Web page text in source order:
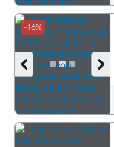
-16%
›
‹